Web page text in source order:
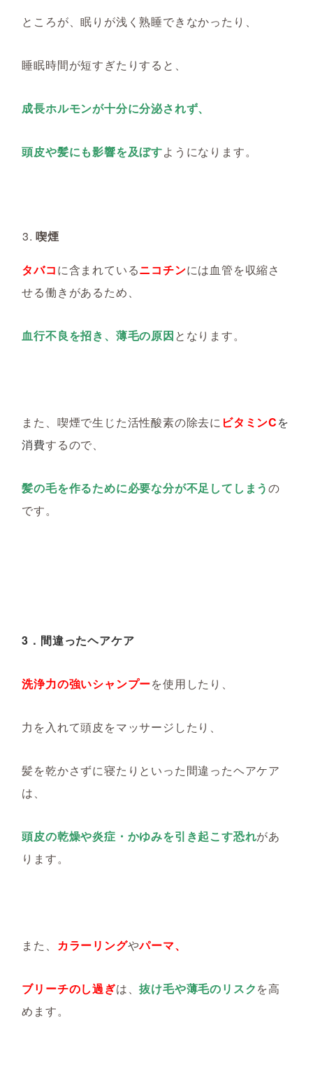
ところが、眠りが浅く熟睡できなかったり、
睡眠時間が短すぎたりすると、
成長ホルモンが十分に分泌されず、
頭皮や髪にも影響を及ぼすようになります。
喫煙
タバコに含まれているニコチンには血管を収縮さ
せる働きがあるため、
血行不良を招き、薄毛の原因となります。
また、喫煙で生じた活性酸素の除去に ビタミンCを
消費するので、
髪の毛を作るために必要な分が不足してしまうの
です。
3．間違ったヘアケア
洗浄力の強いシャンプーを使用したり、
力を入れて頭皮をマッサージしたり、
髪を乾かさずに寝たりといった間違ったヘアケア
は、
頭皮の乾燥や炎症・かゆみを引き起こす恐れがあ
ります。
また、 カラーリングやパーマ、
ブリーチのし過ぎは、抜け毛や薄毛のリスクを高
めます。